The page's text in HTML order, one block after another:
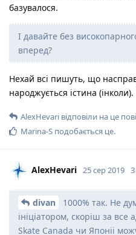
базувалося.
І давайте без
вперед?
Нехай всі пишуть, що
народжується істина (інколи).
AlexHevari відповіли на це
Marina-S подобається це.
AlexHevari 25 сер 2019
divan
1000% так. Не
ініціатором, скоріш за все
Skate Canada чи Японіі